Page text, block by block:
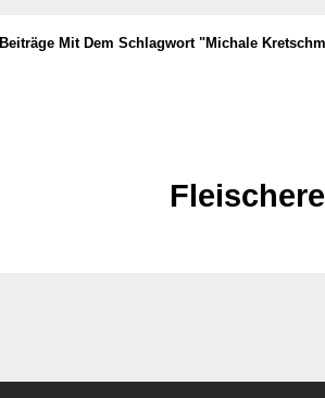
Beiträge Mit Dem Schlagwort "Michale